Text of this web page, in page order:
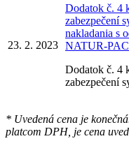
23. 2. 2023
Dodatok č. 4
zabezpečení
nakladania s
NATUR-
Dodatok č. 4
zabezpečení
* Uvedená cena je
platcom DPH, je cena